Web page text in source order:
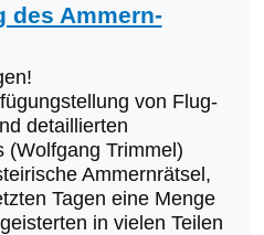
des Ammern-
von Flug-
detaillierten
(Wolfgang Trimmel)
Ammernrätsel,
Tagen eine Menge
in vielen Teilen